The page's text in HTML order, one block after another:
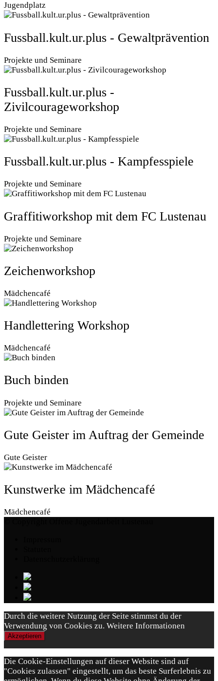
Jugendplatz
Fussball.kult.ur.plus - Gewaltprävention
Projekte und Seminare
Fussball.kult.ur.plus -
Zivilcourageworkshop
Projekte und Seminare
Fussball.kult.ur.plus - Kampfesspiele
Projekte und Seminare
Graffitiworkshop mit dem FC Lustenau
Projekte und Seminare
Zeichenworkshop
Mädchencafé
Handlettering Workshop
Mädchencafé
Buch binden
Projekte und Seminare
Gute Geister im Auftrag der Gemeinde
Gute Geister
Kunstwerke im Mädchencafé
Mädchencafé
Durch die weitere Nutzung der Seite stimmst du der
Verwendung von Cookies zu. Weitere Informationen
Akzeptieren
Die Cookie-Einstellungen auf dieser Website sind auf
"Cookies zulassen" eingestellt, um das beste Surferlebnis zu